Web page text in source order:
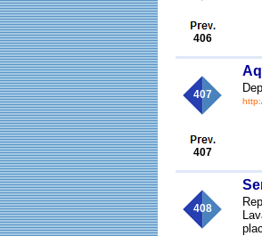
406
407
407
408